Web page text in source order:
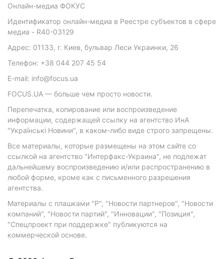
Онлайн-медиа ФОКУС
Идентификатор онлайн-медиа в Реестре субъектов в сфере
медиа - R40-03129
Адрес: 01133, г. Киев, бульвар Леси Украинки, 26
Телефон: +38 044 207 45 54
E-mail: info@focus.ua
FOCUS.UA — больше чем просто новости.
Перепечатка, копирование или воспроизведение
информации, содержащей ссылку на агентство ИнА
"Українські Новини", в каком-либо виде строго запрещены.
Все материалы, которые размещены на этом сайте со
ссылкой на агентство "Интерфакс-Украина", не подлежат
дальнейшему воспроизведению и/или распространению в
любой форме, кроме как с письменного разрешения
агентства.
Материалы с плашками "Р", "Новости партнеров", "Новости
компаний", "Новости партий", "Инновации", "Позиция",
"Спецпроект при поддержке" публикуются на
коммерческой основе.